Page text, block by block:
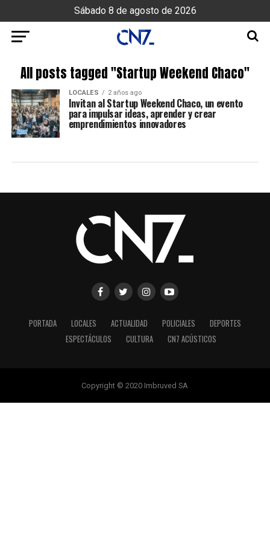
Sábado 8 de agosto de 2026
All posts tagged "Startup Weekend Chaco"
LOCALES 2 años ago
Invitan al Startup Weekend Chaco, un evento
para impulsar ideas, aprender y crear
emprendimientos innovadores
PORTADA LOCALES ACTUALIDAD POLICIALES
DEPORTES
ESPECTÁCULOS
CULTURA CN7 ACÚSTICOS
Copyright © 2020 Imbruved SA